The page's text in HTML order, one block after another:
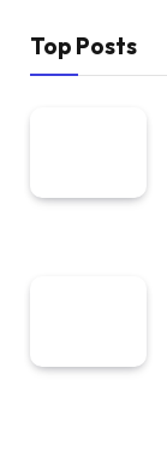
Top Posts